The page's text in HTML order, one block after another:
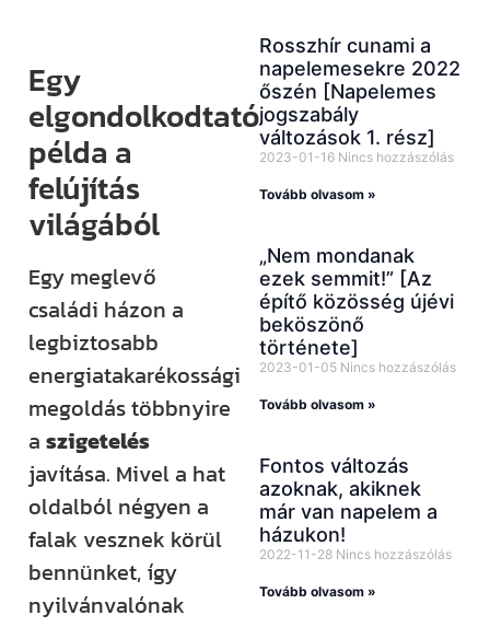
Egy
elgondolkodtató
példa a
felújítás
világából
Egy meglevő
családi házon a
legbiztosabb
energiatakarékossági
megoldás többnyire
aszigetelés
javítása. Mivel a hat
oldalból négyen a
falak vesznek körül
bennünket, így
nyilvánvalónak
Rosszhír cunami a
napelemesekre 2022
őszén [Napelemes
jogszabály
változások 1. rész]
2023-01-16 Nincs hozzászólás
Tovább olvasom »
„Nem mondanak
ezek semmit!” [Az
építő közösség újévi
beköszönő
története]
2023-01-05 Nincs hozzászólás
Tovább olvasom »
Fontos változás
azoknak, akiknek
már van napelem a
házukon!
2022-11-28 Nincs hozzászólás
Tovább olvasom »